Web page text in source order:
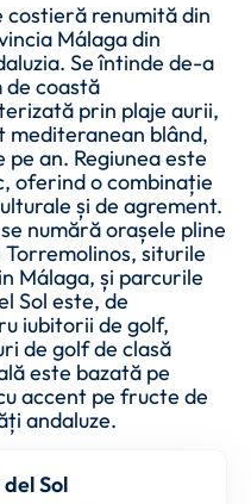
costieră renumită din
Málaga din
Se întinde de-a
de coastă
prin plaje aurii,
mediteranean blând,
an. Regiunea este
oferind o combinație
și de agrement.
numără orașele pline
siturile
Málaga, și parcurile
Sol este, de
iubitorii de golf,
de golf de clasă
este bazată pe
accent pe fructe de
andaluze.
Sol